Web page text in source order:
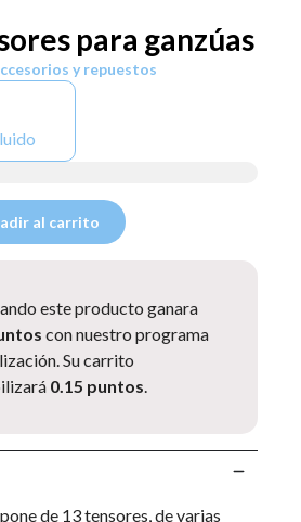
para ganzúas
y repuestos
al carrito
este producto ganara
con nuestro programa
Su carrito
0.15 puntos.
de 13 tensores, de varias